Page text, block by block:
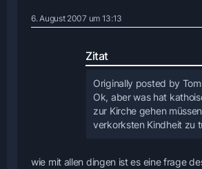
6. August 2007 um 13:13
Zitat
Originally posted by
Ok, aber was hat
zur Kirche gehen
verkorksten Kindheit zu
wie mit allen dingen ist es eine frage